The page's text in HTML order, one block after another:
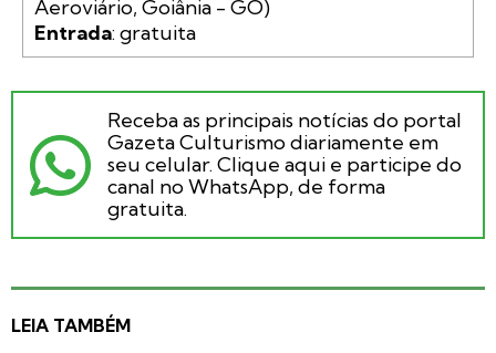
Entrada: gratuita
Receba as principais notícias do portal
Gazeta Culturismo diariamente em
seu celular. Clique aqui e participe do
canal no WhatsApp, de forma
gratuita.
LEIA TAMBÉM